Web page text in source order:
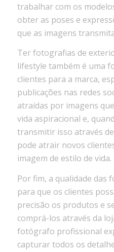
trabalhar com os
obter as poses e
que as imagens
Ter fotografias de
lifestyle também é uma
clientes para a marca,
publicações nas redes
atraídas por imagens
vida aspiracional e,
transmitir isso através
pode atrair novos
imagem de estilo de vida.
Por fim, a qualidade das
para que os clientes
precisão os produtos e
comprá-los através da
fotógrafo profissional
capturar todos os